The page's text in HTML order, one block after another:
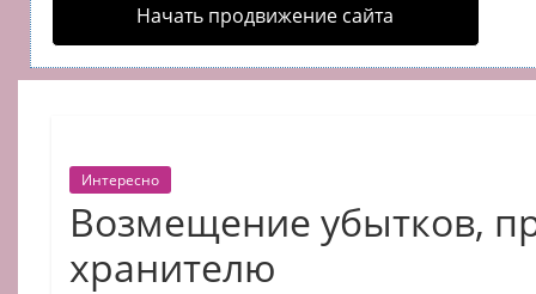
Начать продвижение сайта
Интересно
Возмещение убытков,
хранителю